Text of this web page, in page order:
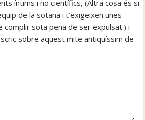
íntims i no científics, (Altra cosa és si
de la sotana i t’exigeixen unes
complir sota pena de ser expulsat.) i
sobre aquest mite antiquíssim de